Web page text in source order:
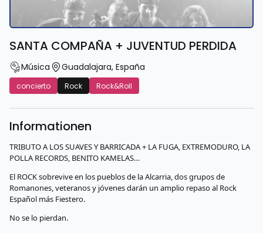
SANTA COMPAÑA + JUVENTUD PERDIDA
Música Guadalajara, España
concierto Rock Rock&Roll
Informationen
TRIBUTO A LOS SUAVES Y BARRICADA + LA FUGA, EXTREMODURO, LA
POLLA RECORDS, BENITO KAMELAS…
El ROCK sobrevive en los pueblos de la Alcarria, dos grupos de
Romanones, veteranos y jóvenes darán un amplio repaso al Rock
Español más Fiestero.
No se lo pierdan.